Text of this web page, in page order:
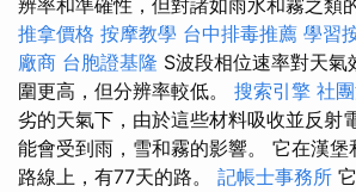
辨率和準確性，但對諸如雨水和霧之類
推拿價格 按摩教學 台中排毒推薦 學習
廠商 台胞證基隆 S波段相位速率對天氣
圍更高，但分辨率較低。 搜索引擎 社
劣的天氣下，由於這些材料吸收並反射
能會受到雨，雪和霧的影響。 它在漢堡
路線上，有77天的路。 記帳士事務所